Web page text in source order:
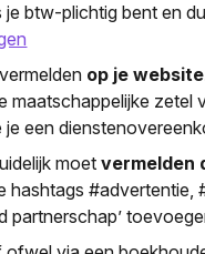
je btw-plichtig bent en
op je website
maatschappelijke zetel
een
moetvermelden
hashtags
partnerschap’